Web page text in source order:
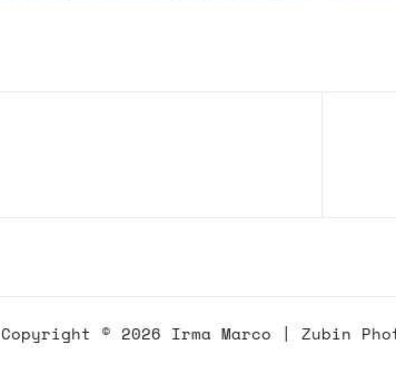
Copyright © 2026 Irma Marco | Zubin